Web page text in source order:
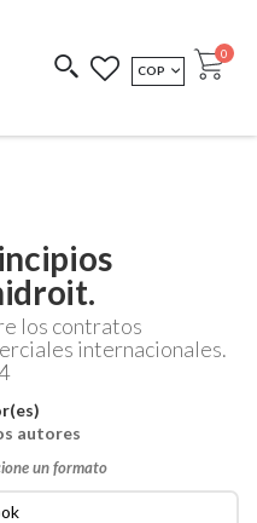
REDIMIR CÓDIGO
MONEDA
COP Cart
0
los contratos
internacionales.
autores
un formato